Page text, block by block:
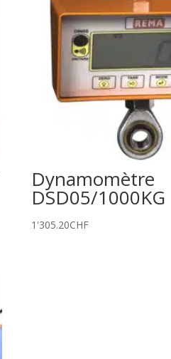
Dynamomètre
DSD05/1000KG
1'305.20CHF